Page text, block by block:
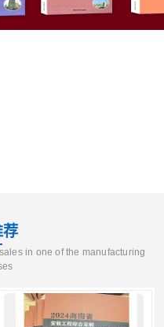
荐
in one of the manufacturing